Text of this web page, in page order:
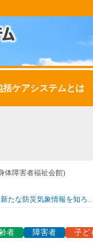
括ケアシステムとは
体障害者福祉会館)
たな防災気象情報を知ろ
者 障害者 子ど